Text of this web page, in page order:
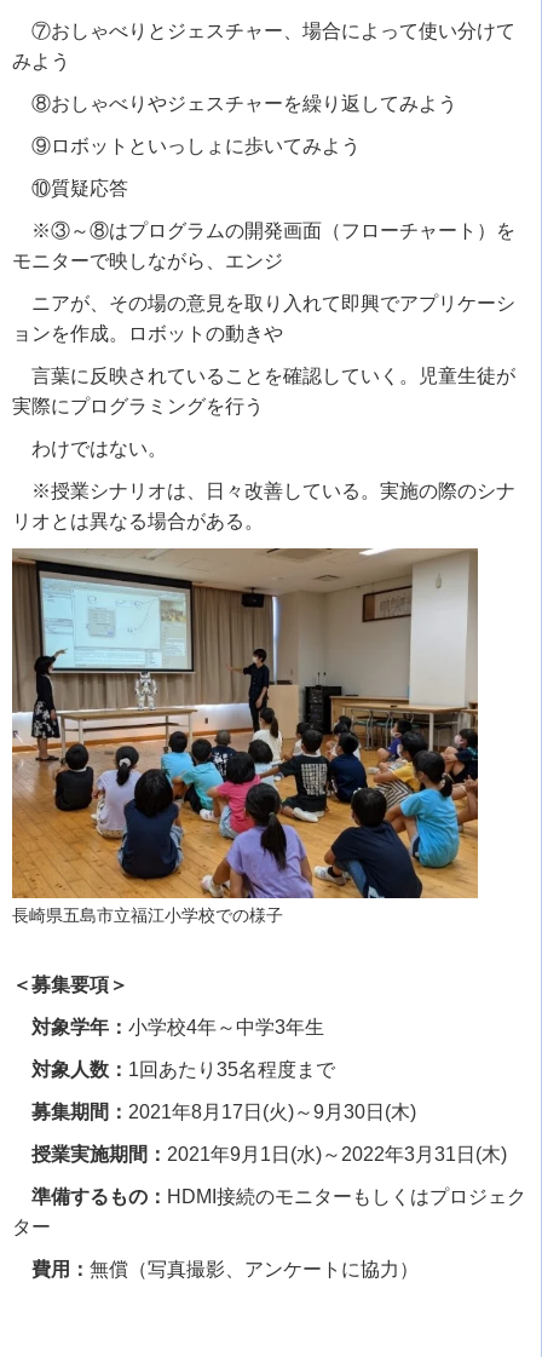
⑦おしゃべりとジェスチャー、場合によって使い分けて
みよう
⑧おしゃべりやジェスチャーを繰り返してみよう
⑨ロボットといっしょに歩いてみよう
⑩質疑応答
※③～⑧はプログラムの開発画面（フローチャート）を
モニターで映しながら、エンジ
ニアが、その場の意見を取り入れて即興でアプリケーシ
ョンを作成。ロボットの動きや
言葉に反映されていることを確認していく。児童生徒が
実際にプログラミングを行う
わけではない。
※授業シナリオは、日々改善している。実施の際のシナ
リオとは異なる場合がある。
長崎県五島市立福江小学校での様子
＜募集要項＞
対象学年： 小学校4年～中学3年生
対象人数： 1回あたり 35名程度まで
募集期間： 2021年8月 17 日 (火)～9月 30日 (木)
授業実施期間： 2021年9月 1 日 (水)～ 2022年3月 31 日 (木)
準備するもの： HDMI 接続のモニターもしくはプロジェク
ター
費用： 無償（写真撮影、アンケートに協力）